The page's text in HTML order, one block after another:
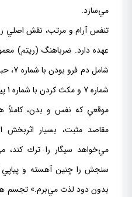
مي‌سازد.
تنفس آرام و مرتب، نقش اصلي
شماره 7 و مكث كردن با شماره 1 پيش از آغاز مجدد تمرين است.
موقعي كه نفس و بدن، كاملاً
مقاصد مثبت، بسيار
مي‌خواهد سيگار را ترك كند،
سنجش را چنين آهسته و پياپي
بدون دود لذت مي‌برم.» تجسم